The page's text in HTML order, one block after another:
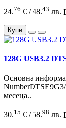
24.76 € / 48.43 лв.
Купи
128G USB3.2
Основна
месеца..
30.15 € / 58.98 лв.